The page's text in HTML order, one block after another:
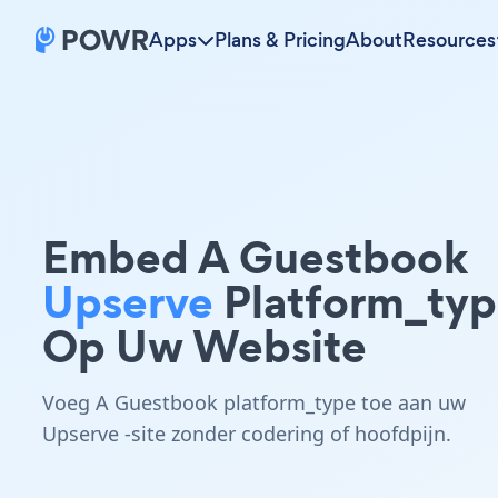
Apps Plans & PricingAboutResources
Embed A Guestbook
Upserve
Op Uw Website
Voeg A Guestbook platform_type toe aan uw
Upserve -site zonder codering of hoofdpijn.